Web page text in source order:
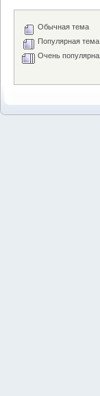
Обычная тема
Популярная
Очень